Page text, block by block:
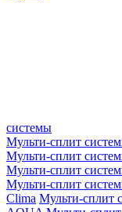
системы
Мульти-сплит
Мульти-сплит
Мульти-сплит
Мульти-сплит
Clima Мульти-сплит